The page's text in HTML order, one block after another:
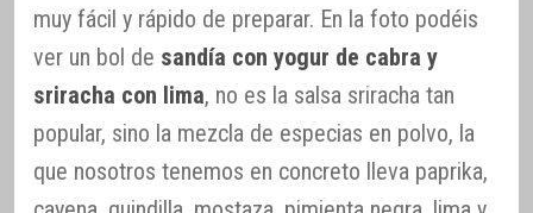
muy fácil y rápido de preparar. En la foto podéis
ver un bol de sandía con yogur de cabra y
sriracha con lima, no es la salsa sriracha tan
popular, sino la mezcla de especias en polvo, la
que nosotros tenemos en concreto lleva paprika,